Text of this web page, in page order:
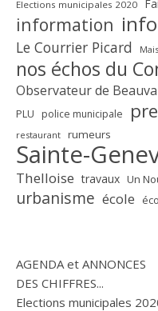
Elections municipales 2020
information
Le Courrier Picard
nos échos du
Observateur de
PLU police municipale
restaurant rumeurs
Sainte-
Thelloise travaux Un
urbanisme école
AGENDA et ANNONCES
DES CHIFFRES...
Elections municipales